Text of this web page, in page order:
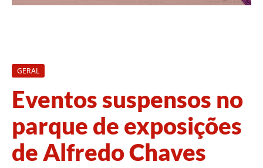
GERAL
Eventos suspensos no
parque de exposições
de Alfredo Chaves